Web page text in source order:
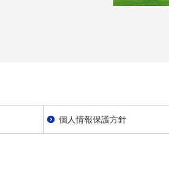
個人情報保護方針